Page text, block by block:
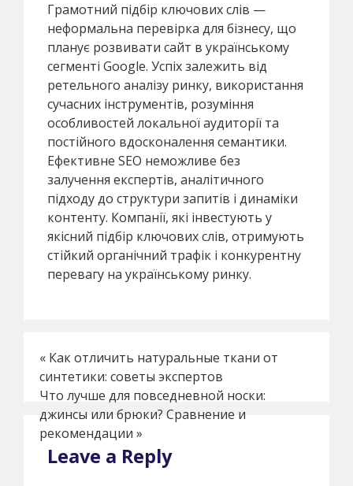
Грамотний підбір ключових слів —
неформальна перевірка для бізнесу, що
планує розвивати сайт в українському
сегменті Google. Успіх залежить від
ретельного аналізу ринку, використання
сучасних інструментів, розуміння
особливостей локальної аудиторії та
постійного вдосконалення семантики.
Ефективне SEO неможливе без
залучення експертів, аналітичного
підходу до структури запитів і динаміки
контенту. Компанії, які інвестують у
якісний підбір ключових слів, отримують
стійкий органічний трафік і конкурентну
перевагу на українському ринку.
« Как отличить натуральные ткани от
синтетики: советы экспертов
Что лучше для повседневной носки:
джинсы или брюки? Сравнение и
рекомендации »
Leave a Reply